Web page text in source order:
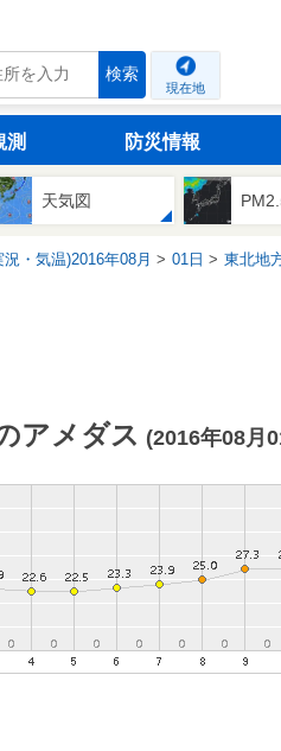
検索
現在地
測 防災情報
天気図
・気温)2016年08月 01日 東北地
アメダス (2016年08月